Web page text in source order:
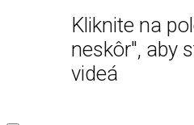
Kliknite na
neskôr", aby
videá